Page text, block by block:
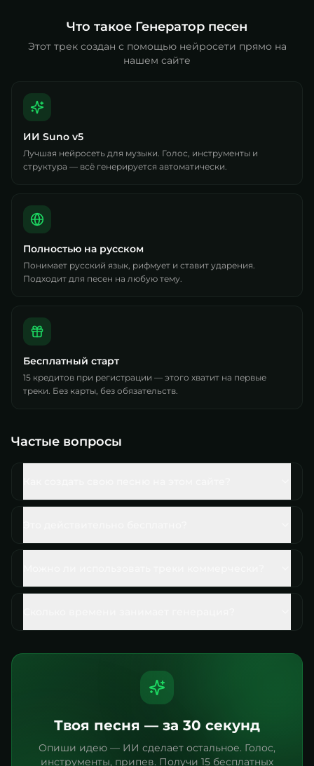
Что такое Генератор песен
Этот трек создан с помощью нейросети прямо на
нашем сайте
ИИ Suno v5
Лучшая нейросеть для музыки. Голос, инструменты и
структура — всё генерируется автоматически.
Полностью на русском
Понимает русский язык, рифмует и ставит ударения.
Подходит для песен на любую тему.
Бесплатный старт
15 кредитов при регистрации — этого хватит на первые
треки. Без карты, без обязательств.
Частые вопросы
Твоя песня — за 30 секунд
Опиши идею — ИИ сделает остальное. Голос,
инструменты, припев. Получи 15 бесплатных